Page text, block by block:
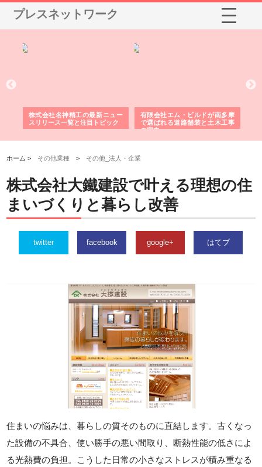
プレスネットワーク
株式会社名神精工の最新ニュー
スリリース一覧と注目トピック
有限会社エム・ビルドが南多摩
で選ばれる道路舗装と土木工事
の実力
ホーム > その他業種 > その他_法人・企業
株式会社大鐵建設で叶える理想の住
まいづくりと暮らし改善
twitter facebook google+ はてブ
住まいの悩みは、暮らしの質そのものに直結します。古くなっ
た設備の不具合、使い勝手の悪い間取り、断熱性能の低さによ
る光熱費の負担。こうした日常の小さなストレスが積み重なる